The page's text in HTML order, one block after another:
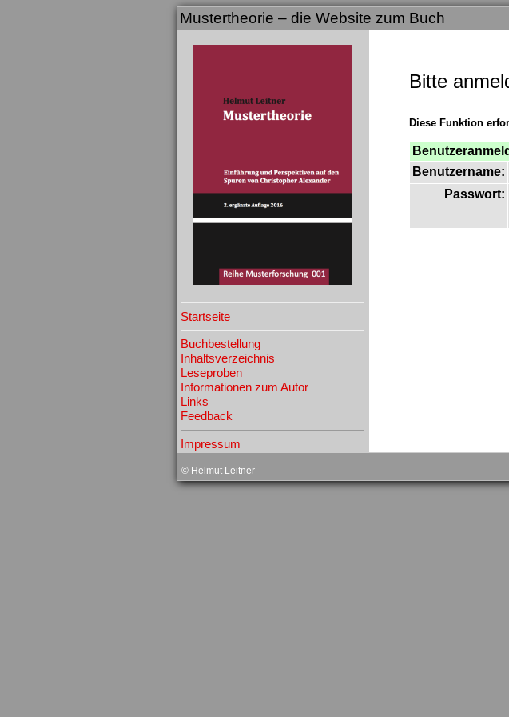
Mustertheorie – die Website zum Buch
Startseite
Buchbestellung
Inhaltsverzeichnis
Leseproben
Informationen zum Autor
Links
Feedback
Impressum
Bitte
Diese Funktion
Benutzername:
Passwort:
© Helmut Leitner